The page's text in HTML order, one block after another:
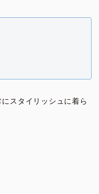
スタイリッシュに着ら